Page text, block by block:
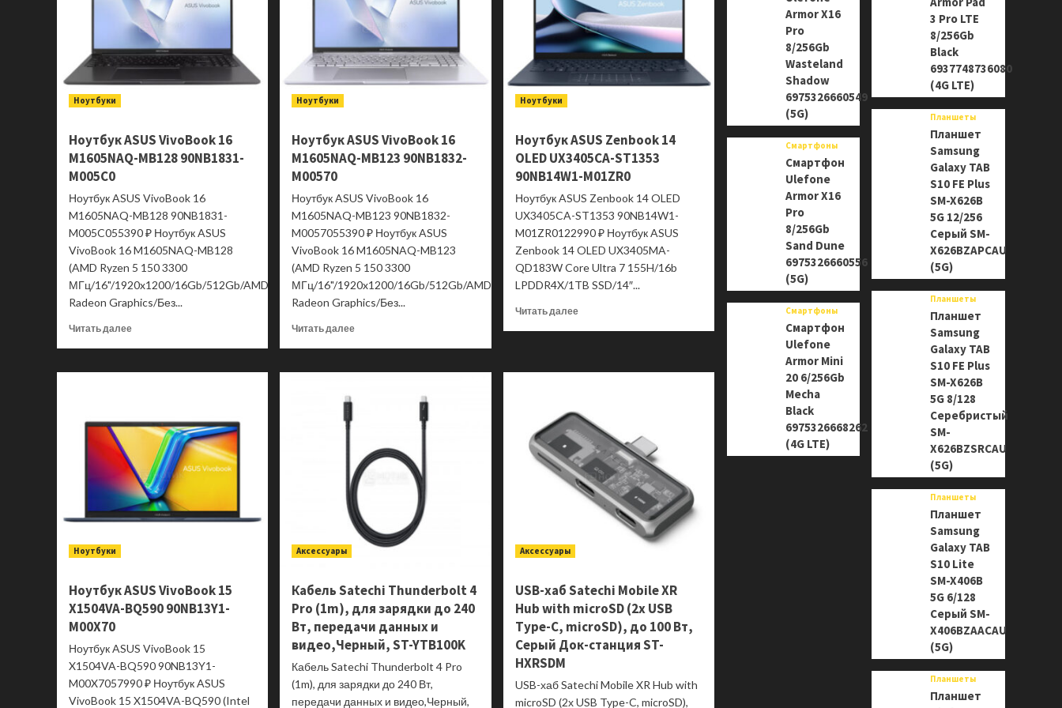
Ноутбуки
Ноутбук ASUS VivoBook 16
M1605NAQ-MB128 90NB1831-
M005C0
Ноутбук ASUS VivoBook 16
M1605NAQ-MB128 90NB1831-
M005C055390 ₽ Ноутбук ASUS
VivoBook 16 M1605NAQ-MB128
(AMD Ryzen 5 150 3300
МГц/16"/1920x1200/16Gb/512Gb/AMD
Radeon Graphics/Без...
Читать далееПрочитать
Ноутбук
M1605NAQ-
MB128
90NB1831-
M005C0
Ноутбуки
Ноутбук ASUS VivoBook 16
M1605NAQ-MB123 90NB1832-
M00570
Ноутбук ASUS VivoBook 16
M1605NAQ-MB123 90NB1832-
M0057055390 ₽ Ноутбук ASUS
VivoBook 16 M1605NAQ-MB123
(AMD Ryzen 5 150 3300
МГц/16"/1920x1200/16Gb/512Gb/AMD
Radeon Graphics/Без...
Читать далееПрочитать
Ноутбук
MB123
90NB1832-
M00570
Ноутбуки
Ноутбук ASUS Zenbook 14
OLED UX3405CA-ST1353
90NB14W1-M01ZR0
Ноутбук ASUS Zenbook 14 OLED
UX3405CA-ST1353 90NB14W1-
M01ZR0122990 ₽ Ноутбук ASUS
Zenbook 14 OLED UX3405MA-
QD183W Core Ultra 7 155H/16b
LPDDR4X/1TB SSD/14″...
Читать далееПрочитать
OLED
UX3405CA-
ST1353
90NB14W1-
M01ZR0
Ноутбуки
Ноутбук ASUS VivoBook 15
X1504VA-BQ590 90NB13Y1-
M00X70
Ноутбук ASUS VivoBook 15
X1504VA-BQ590 90NB13Y1-
M00X7057990 ₽ Ноутбук ASUS
VivoBook 15 X1504VA-BQ590 (Intel
Аксессуары
Кабель Satechi Thunderbolt 4
Pro (1m), для зарядки до 240
Вт, передачи данных и
видео,Черный, ST-YTB100K
Кабель Satechi Thunderbolt 4 Pro
(1m), для зарядки до 240 Вт,
передачи данных и видео,Черный,
Аксессуары
USB-хаб Satechi Mobile XR
Hub with microSD (2х USB
Type-C, microSD), до 100 Вт,
Серый Док-станция ST-
HXRSDM
USB-хаб Satechi Mobile XR Hub with
microSD (2х USB Type-C, microSD),
Armor X16
Pro
8/256Gb
Wasteland
Shadow
6975326660549
(5G)
Смартфоны
Смартфон
Ulefone
Armor X16
Pro
8/256Gb
Sand Dune
6975326660556
(5G)
Смартфоны
Смартфон
Ulefone
Armor Mini
20 6/256Gb
Mecha
Black
6975326668262
(4G LTE)
3 Pro LTE
8/256Gb
Black
6937748736080
(4G LTE)
Планшеты
Планшет
Samsung
Galaxy TAB
S10 FE Plus
SM-X626B
5G 12/256
Серый SM-
X626BZAPCAU
(5G)
Планшеты
Планшет
Samsung
Galaxy TAB
S10 FE Plus
SM-X626B
5G 8/128
Серебристый
SM-
X626BZSRCAU
(5G)
Планшеты
Планшет
Samsung
Galaxy TAB
S10 Lite
SM-X406B
5G 6/128
Серый SM-
X406BZAACAU
(5G)
Планшеты
Планшет